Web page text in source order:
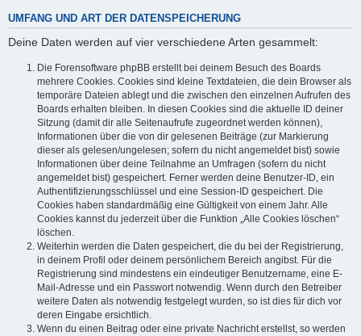
UMFANG UND ART DER DATENSPEICHERUNG
Deine Daten werden auf vier verschiedene Arten gesammelt:
Die Forensoftware phpBB erstellt bei deinem Besuch des Boards
mehrere Cookies. Cookies sind kleine Textdateien, die dein Browser als
temporäre Dateien ablegt und die zwischen den einzelnen Aufrufen des
Boards erhalten bleiben. In diesen Cookies sind die aktuelle ID deiner
Sitzung (damit dir alle Seitenaufrufe zugeordnet werden können),
Informationen über die von dir gelesenen Beiträge (zur Markierung
dieser als gelesen/ungelesen; sofern du nicht angemeldet bist) sowie
Informationen über deine Teilnahme an Umfragen (sofern du nicht
angemeldet bist) gespeichert. Ferner werden deine Benutzer-ID, ein
Authentifizierungsschlüssel und eine Session-ID gespeichert. Die
Cookies haben standardmäßig eine Gültigkeit von einem Jahr. Alle
Cookies kannst du jederzeit über die Funktion „Alle Cookies löschen“
löschen.
Weiterhin werden die Daten gespeichert, die du bei der Registrierung,
in deinem Profil oder deinem persönlichem Bereich angibst. Für die
Registrierung sind mindestens ein eindeutiger Benutzername, eine E-
Mail-Adresse und ein Passwort notwendig. Wenn durch den Betreiber
weitere Daten als notwendig festgelegt wurden, so ist dies für dich vor
deren Eingabe ersichtlich.
Wenn du einen Beitrag oder eine private Nachricht erstellst, so werden